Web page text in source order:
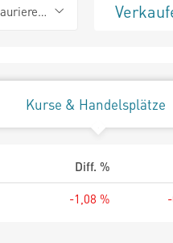
Kurse & Handelsplätze
Diff. %
-1,08 %